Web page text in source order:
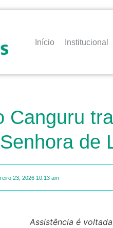
Início Institucional
Canguru
de
23, 2026 10:13 am
Assistência é